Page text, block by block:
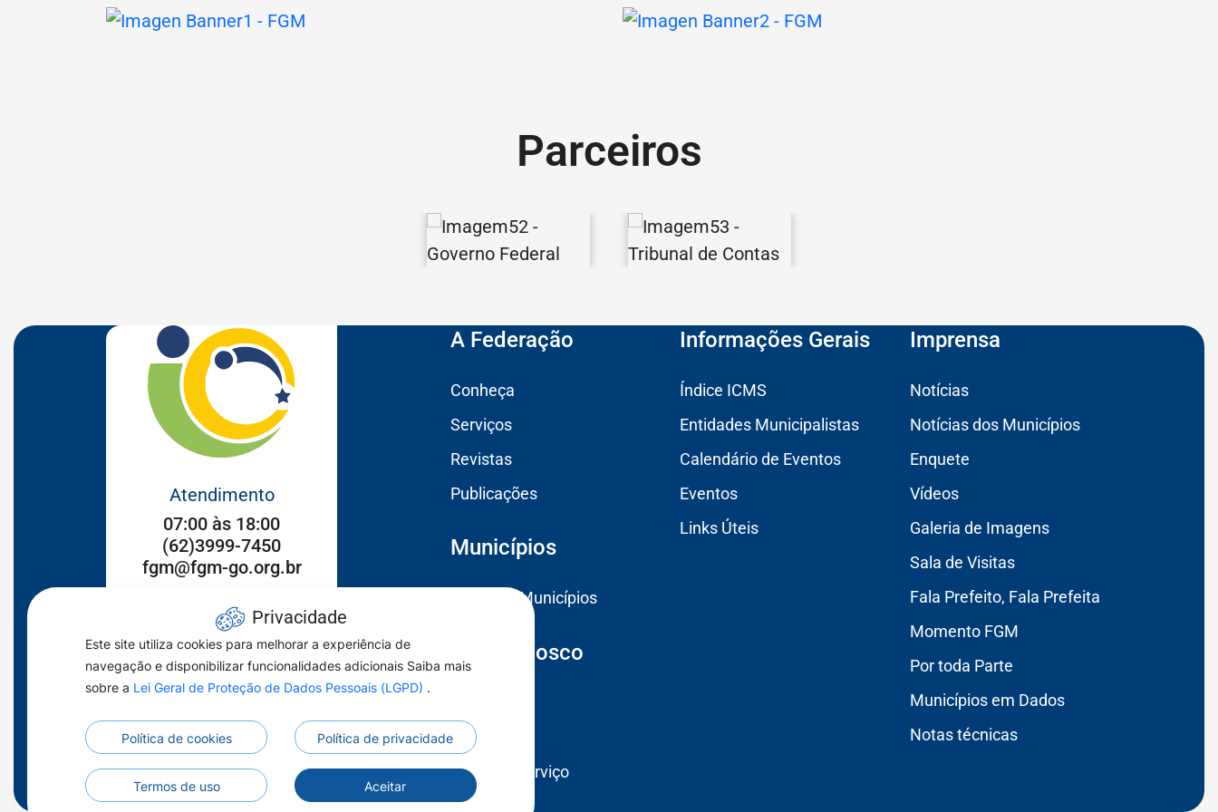
Parceiros
Federal
de
Contas
Atendimento
07:00 às 18:00
(62)3999-7450
fgm@fgm-go.org.br
Endereço
Setor Sul Rua 102, n°186
Goiânia/GO CEP: 74083-250
a
Rede
Social
Youtube
a
Rede
Social
Facebook
a
Rede
Social
Instagran
A Federação
Conheça
Serviços
Revistas
Publicações
Municípios
Todos os Municípios
Fale Conosco
Ouvidoria
Carta de Serviço
Informações Gerais
Índice ICMS
Entidades Municipalistas
Calendário de Eventos
Eventos
Links Úteis
Imprensa
Notícias
Notícias dos Municípios
Enquete
Vídeos
Galeria de Imagens
Sala de Visitas
Fala Prefeito, Fala Prefeita
Momento FGM
Por toda Parte
Municípios em Dados
Notas técnicas
Privacidade
Este site utiliza cookies para melhorar a experiência de
navegação e disponibilizar funcionalidades adicionais Saiba mais
sobre a Lei Geral de Proteção de Dados Pessoais (LGPD) .
Política de cookies Política de privacidade
Termos de uso Aceitar